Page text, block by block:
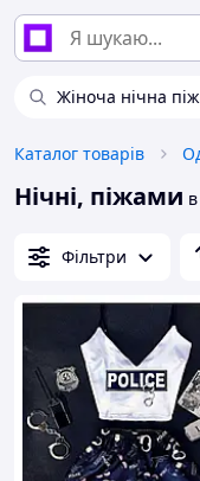
Жіноча нічна
Каталог товарів
Нічні, піжами
Фільтри